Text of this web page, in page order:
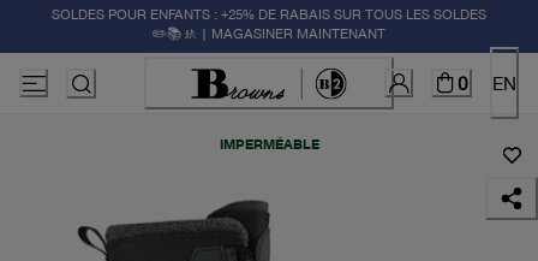
SOLDES POUR ENFANTS : +25% DE RABAIS SUR TOUS LES SOLDES
✏️📚🚸 | MAGASINER MAINTENANT
0 EN
IMPERMÉABLE